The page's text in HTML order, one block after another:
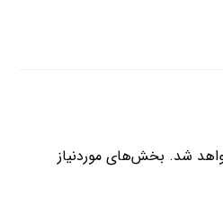
شد. بخش‌های موردنیاز